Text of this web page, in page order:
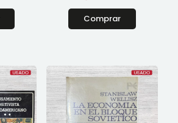
Comprar